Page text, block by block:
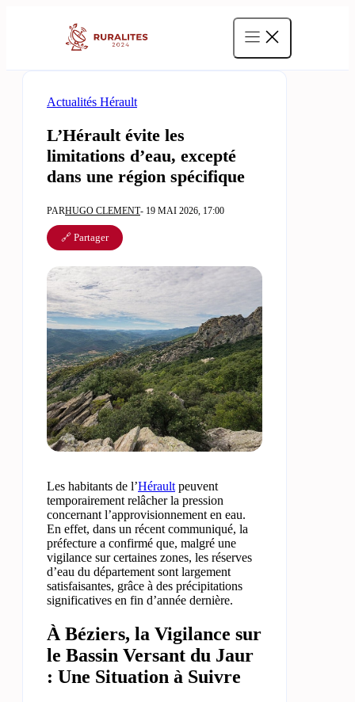
Actualités Hérault
L’Hérault évite les
limitations d’eau, excepté
dans une région spécifique
PARHUGO CLEMENT- 19 MAI 2026, 17:00
🔗 Partager
Les habitants de l’Hérault peuvent
temporairement relâcher la pression
concernant l’approvisionnement en eau.
En effet, dans un récent communiqué, la
préfecture a confirmé que, malgré une
vigilance sur certaines zones, les réserves
d’eau du département sont largement
satisfaisantes, grâce à des précipitations
significatives en fin d’année dernière.
À Béziers, la Vigilance sur
le Bassin Versant du Jaur
: Une Situation à Suivre